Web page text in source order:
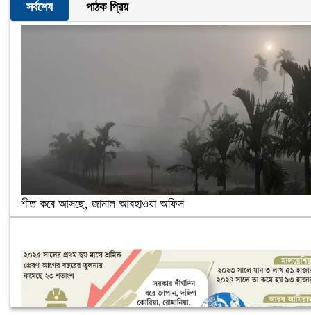
সর্বশেষ পাঠক প্রিয়
শীত কবে আসছে, জানাল আবহাওয়া অফিস